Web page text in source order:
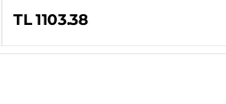
TL 1103.38